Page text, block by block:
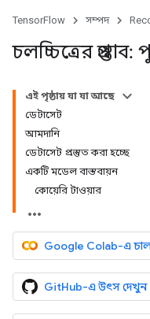
TensorFlow সম্পদ
চলচ্চিত্রের
এই পৃষ্ঠায় যা যা আছে
ডেটাসেট
আমদানি
ডেটাসেট প্রস্তুত করা হচ্ছে
একটি মডেল বাস্তবায়ন
কোয়েরি টাওয়ার
Google Colab-এ
GitHub-এ উৎস দেখুন